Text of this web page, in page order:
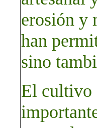
erosión y
han
sino
El cultivo